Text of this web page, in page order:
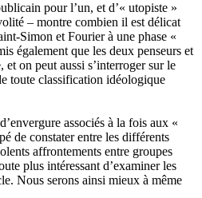
pour l’un, et d’« utopiste »
– montre combien il est délicat
Simon et Fourier à une phase «
également que les deux penseurs et
et on peut aussi s’interroger sur le
toute classification idéologique
associés à la fois aux «
de constater entre les différents
affrontements entre groupes
plus intéressant d’examiner les
Nous serons ainsi mieux à même